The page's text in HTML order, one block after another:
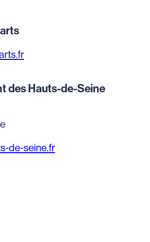
des Hauts-de-Seine
de-seine.fr